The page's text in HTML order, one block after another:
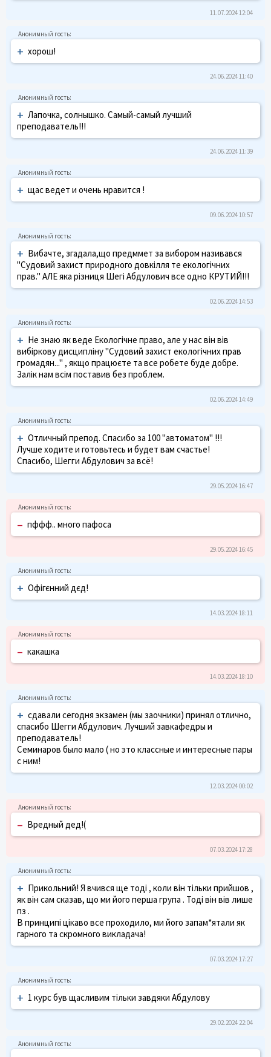
11.07.2024 12:04
+ хорош!
24.06.2024 11:40
+ Лапочка, солнышко. Самый-самый лучший
преподаватель!!!
24.06.2024 11:39
+ щас ведет и очень нравится !
09.06.2024 10:57
+ Вибачте, згадала,що предммет за вибором називався
"Судовий захист природного довкілля те екологічних
прав." АЛЕ яка різниця Шегі Абдулович все одно КРУТИЙ!!!
02.06.2024 14:53
+ Не знаю як веде Екологічне право, але у нас він вів
вибіркову дисципліну "Судовий захист екологічних прав
громадян..." , якщо працюєте та все робете буде добре.
Залік нам всім поставив без проблем.
02.06.2024 14:49
+ Отличный препод. Спасибо за 100 "автоматом" !!!
Лучше ходите и готовьтесь и будет вам счастье!
Спасибо, Шегги Абдулович за всё!
29.05.2024 16:47
– пффф.. много пафоса
29.05.2024 16:45
+ Офігєнний дєд!
14.03.2024 18:11
– какашка
14.03.2024 18:10
+ сдавали сегодня экзамен (мы заочники) принял отлично,
спасибо Шегги Абдулович. Лучший завкафедры и
преподаватель!
Семинаров было мало ( но это классные и интересные пары
с ним!
12.03.2024 00:02
– Вредный дед!(
07.03.2024 17:28
+ Прикольний! Я вчився ще тоді , коли він тільки прийшов ,
як він сам сказав, що ми його перша група . Тоді він вів лише
пз .
В принципі цікаво все проходило, ми його запам*ятали як
гарного та скромного викладача!
07.03.2024 17:27
+ 1 курс був щасливим тільки завдяки Абдулову
29.02.2024 22:04